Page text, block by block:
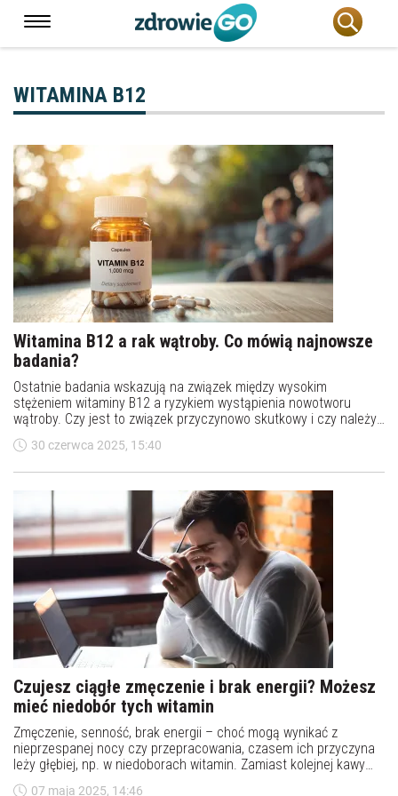
WITAMINA B12
Witamina B12 a rak wątroby. Co mówią najnowsze
badania?
Ostatnie badania wskazują na związek między wysokim
stężeniem witaminy B12 a ryzykiem wystąpienia nowotworu
wątroby. Czy jest to związek przyczynowo skutkowy i czy należy
obawiać się spożywania pokarmów bogatych w witaminę B12 lub
suplementacji?
30 czerwca 2025, 15:40
Czujesz ciągłe zmęczenie i brak energii? Możesz
mieć niedobór tych witamin
Zmęczenie, senność, brak energii – choć mogą wynikać z
nieprzespanej nocy czy przepracowania, czasem ich przyczyna
leży głębiej, np. w niedoborach witamin. Zamiast kolejnej kawy
lub napoju energetycznego, warto przyjrzeć się bliżej własnemu
07 maja 2025, 14:46